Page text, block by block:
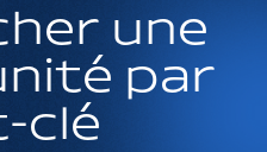
une
par
clé